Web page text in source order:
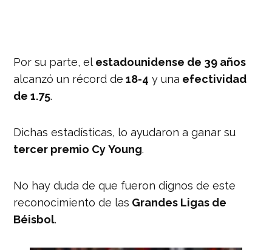
Por su parte, el estadounidense de 39 años
alcanzó un récord de 18-4 y una efectividad
de 1.75.
Dichas estadísticas, lo ayudaron a ganar su
tercer premio Cy Young.
No hay duda de que fueron dignos de este
reconocimiento de las Grandes Ligas de
Béisbol.